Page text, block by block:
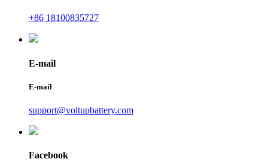
+86 18100835727
E-mail
E-mail
support@voltupbattery.com
Facebook